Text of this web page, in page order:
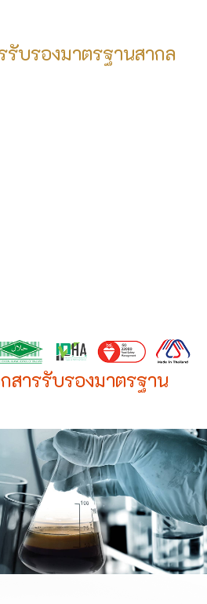
บรองมาตรฐานสากล
สารรับรองมาตรฐาน